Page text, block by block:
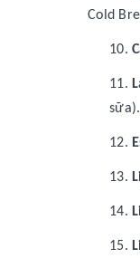
Cold
10.
11.
sữa).
12.
13.
14.
15.